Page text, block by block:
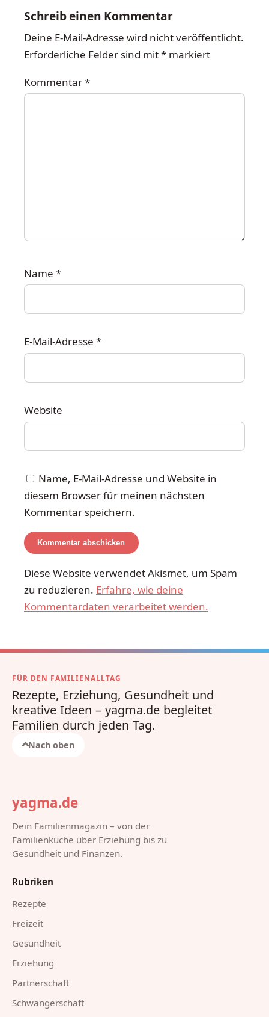
Schreib einen Kommentar
Deine E-Mail-Adresse wird nicht veröffentlicht.
Erforderliche Felder sind mit* markiert
Kommentar*
Name *
E-Mail-Adresse *
Website
Name, E-Mail-Adresse und Website in
diesem Browser für meinen nächsten
Kommentar speichern.
Diese Website verwendet Akismet, um Spam
zu reduzieren. Erfahre, wie deine
Kommentardaten verarbeitet werden.
FÜR DEN FAMILIENALLTAG
Rezepte, Erziehung, Gesundheit und
kreative Ideen – yagma.de begleitet
Familien durch jeden Tag.
Nach oben
yagma.de
Dein Familienmagazin – von der
Familienküche über Erziehung bis zu
Gesundheit und Finanzen.
Rubriken
Rezepte
Freizeit
Gesundheit
Erziehung
Partnerschaft
Schwangerschaft